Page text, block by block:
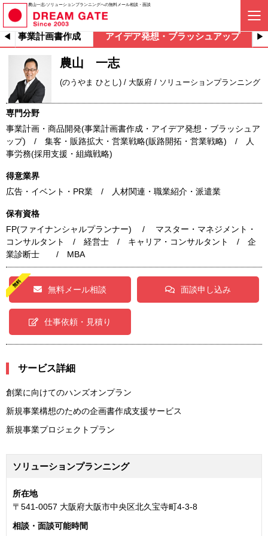
農山一志-ソリューションプランニングへの無料メール相談・面談
事業計画書作成 アイデア発想・ブラッシュアップ
農山 一志
(のうやま ひとし) / 大阪府 / ソリューションプランニング
専門分野
事業計画・商品開発(事業計画書作成・アイデア発想・ブラッシュア
ップ) / 集客・販路拡大・営業戦略(販路開拓・営業戦略) / 人
事労務(採用支援・組織戦略)
得意業界
広告・イベント・PR業 / 人材関連・職業紹介・派遣業
保有資格
FP(ファイナンシャルプランナー) / マスター・マネジメント・
コンサルタント / 経営士 / キャリア・コンサルタント / 企
業診断士 / MBA
無料メール相談 面談申し込み
仕事依頼・見積り
サービス詳細
創業に向けてのハンズオンプラン
新規事業構想のための企画書作成支援サービス
新規事業プロジェクトプラン
ソリューションプランニング
所在地
〒541-0057 大阪府大阪市中央区北久宝寺町4-3-8
相談・面談可能時間